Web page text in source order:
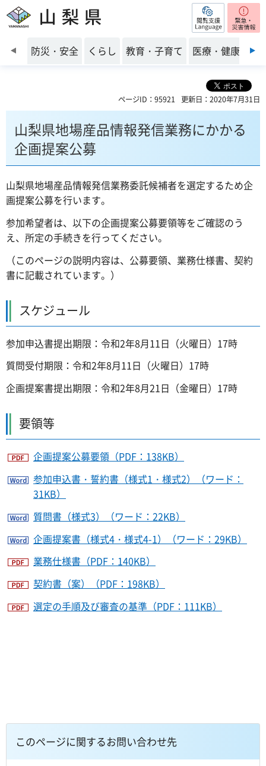
山梨県 閲覧支援
前のスライドを表示
防災・安全 くらし 教育・子育て 医療・健康・福
ページID：95921 更新日：2020年7月31日
山梨県地場産品情報発信業務にかかる
企画提案公募
山梨県地場産品情報発信業務委託候補者を選定するため企
画提案公募を行います。
参加希望者は、以下の企画提案公募要領等をご確認のう
え、所定の手続きを行ってください。
（このページの説明内容は、公募要領、業務仕様書、契約
書に記載されています。）
スケジュール
参加申込書提出期限：令和2年8月11日（火曜日）17時
質問受付期限：令和2年8月11日（火曜日）17時
企画提案書提出期限：令和2年8月21日（金曜日）17時
要領等
企画提案公募要領（PDF：138KB）
参加申込書・誓約書（様式1・様式2）（ワード：
31KB）
質問書（様式3）（ワード：22KB）
企画提案書（様式4・様式4-1）（ワード：29KB）
業務仕様書（PDF：140KB）
契約書（案）（PDF：198KB）
選定の手順及び審査の基準（PDF：111KB）
このページに関するお問い合わせ先